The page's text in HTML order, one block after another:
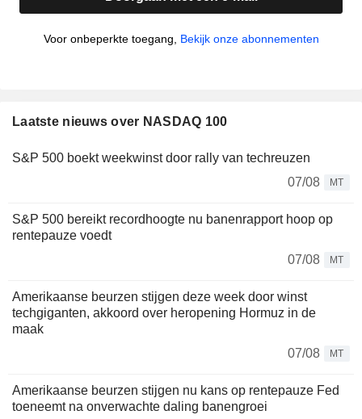
Voor onbeperkte toegang, Bekijk onze abonnementen
Laatste nieuws over NASDAQ 100
S&P 500 boekt weekwinst door rally van techreuzen
07/08
MT
S&P 500 bereikt recordhoogte nu banenrapport hoop op
rentepauze voedt
07/08
MT
Amerikaanse beurzen stijgen deze week door winst
techgiganten, akkoord over heropening Hormuz in de
maak
07/08
MT
Amerikaanse beurzen stijgen nu kans op rentepauze Fed
toeneemt na onverwachte daling banengroei